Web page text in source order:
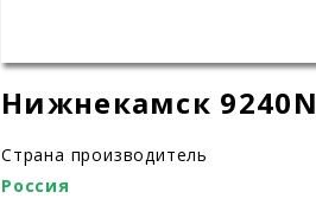
Нижнекамск 9240N
Страна производитель
Россия